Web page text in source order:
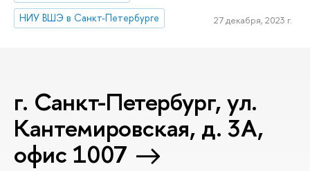
НИУ ВШЭ в Санкт-Петербурге
27 декабря, 2023 г.
г. Санкт-Петербург, ул.
Кантемировская, д. 3А,
офис 1007